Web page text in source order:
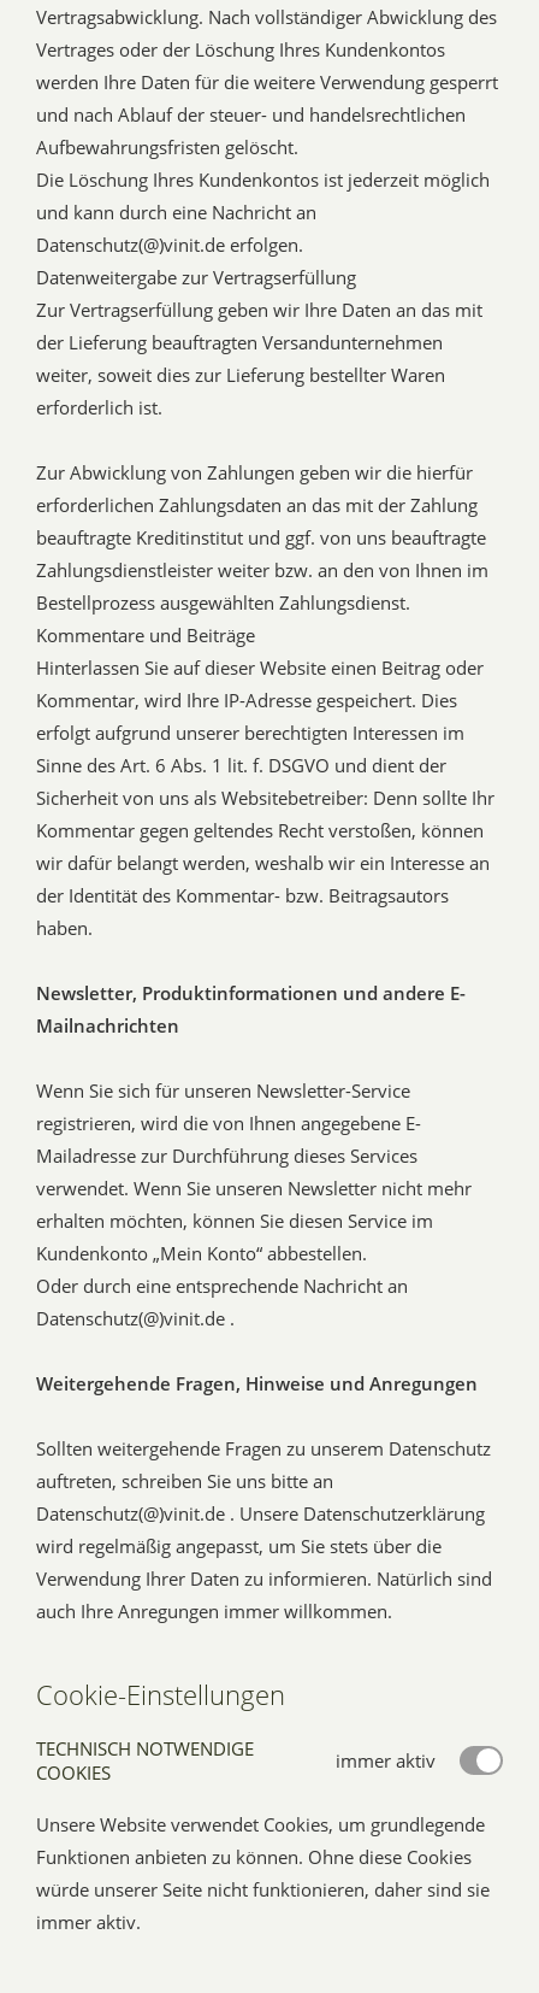
Vertragsabwicklung. Nach vollständiger Abwicklung des
Vertrages oder der Löschung Ihres Kundenkontos
werden Ihre Daten für die weitere Verwendung gesperrt
und nach Ablauf der steuer- und handelsrechtlichen
Aufbewahrungsfristen gelöscht.
Die Löschung Ihres Kundenkontos ist jederzeit möglich
und kann durch eine Nachricht an
Datenschutz(@)vinit.de erfolgen.
Datenweitergabe zur Vertragserfüllung
Zur Vertragserfüllung geben wir Ihre Daten an das mit
der Lieferung beauftragten Versandunternehmen
weiter, soweit dies zur Lieferung bestellter Waren
erforderlich ist.
Zur Abwicklung von Zahlungen geben wir die hierfür
erforderlichen Zahlungsdaten an das mit der Zahlung
beauftragte Kreditinstitut und ggf. von uns beauftragte
Zahlungsdienstleister weiter bzw. an den von Ihnen im
Bestellprozess ausgewählten Zahlungsdienst.
Kommentare und Beiträge
Hinterlassen Sie auf dieser Website einen Beitrag oder
Kommentar, wird Ihre IP-Adresse gespeichert. Dies
erfolgt aufgrund unserer berechtigten Interessen im
Sinne des Art. 6 Abs. 1 lit. f. DSGVO und dient der
Sicherheit von uns als Websitebetreiber: Denn sollte Ihr
Kommentar gegen geltendes Recht verstoßen, können
wir dafür belangt werden, weshalb wir ein Interesse an
der Identität des Kommentar- bzw. Beitragsautors
haben.
Newsletter, Produktinformationen und andere E-
Mailnachrichten
Wenn Sie sich für unseren Newsletter-Service
registrieren, wird die von Ihnen angegebene E-
Mailadresse zur Durchführung dieses Services
verwendet. Wenn Sie unseren Newsletter nicht mehr
erhalten möchten, können Sie diesen Service im
Kundenkonto „Mein Konto“ abbestellen.
Oder durch eine entsprechende Nachricht an
Datenschutz(@)vinit.de .
Weitergehende Fragen, Hinweise und Anregungen
Sollten weitergehende Fragen zu unserem Datenschutz
auftreten, schreiben Sie uns bitte an
Datenschutz(@)vinit.de . Unsere Datenschutzerklärung
wird regelmäßig angepasst, um Sie stets über die
Verwendung Ihrer Daten zu informieren. Natürlich sind
auch Ihre Anregungen immer willkommen.
Cookie-Einstellungen
TECHNISCH NOTWENDIGE
COOKIES
immer aktiv
Unsere Website verwendet Cookies, um grundlegende
Funktionen anbieten zu können. Ohne diese Cookies
würde unserer Seite nicht funktionieren, daher sind sie
immer aktiv.